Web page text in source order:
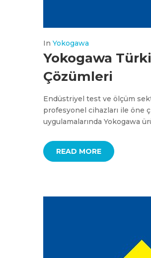
In Yokogawa
Yokogawa
Çözümleri
Endüstriyel test ve ölçüm
profesyonel cihazları ile öne
uygulamalarında Yokogawa
READ MORE